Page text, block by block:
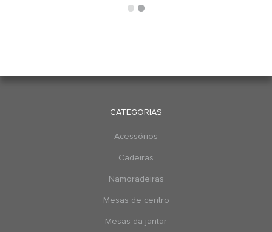
CATEGORIAS
Acessórios
Cadeiras
Namoradeiras
Mesas de centro
Mesas da jantar